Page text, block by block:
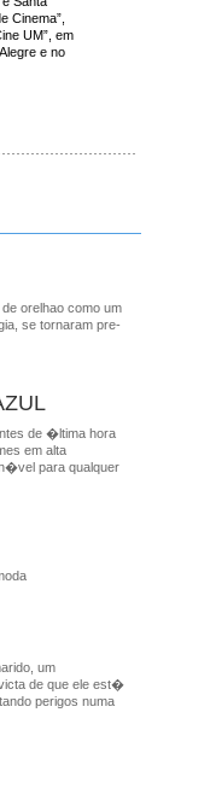
Cinema”,
UM”, em
e no
orelhao como um
se tornaram pre-
de �ltima hora
em alta
para qualquer
um
de que ele est�
perigos numa